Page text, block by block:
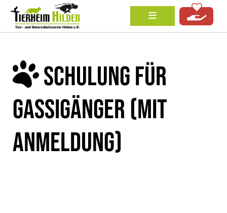
SCHULUNG FÜR
GASSIGÄNGER (MIT
ANMELDUNG)